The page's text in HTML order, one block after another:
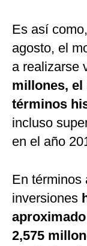
Es así
agosto, el
a realizarse
millones, el
términos
incluso
en el año
En términos
inversiones
2,575